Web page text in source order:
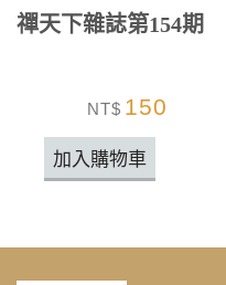
禪天下雜誌第154期
NT$ 150
加入購物車